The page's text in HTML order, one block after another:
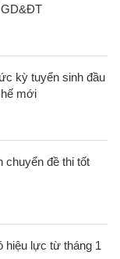
GD&ĐT
kỳ tuyển sinh đầu
mới
chuyển đề thi tốt
hiệu lực từ tháng 1